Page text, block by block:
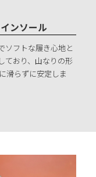
ンソール
ソフトな履き心地と
ており、山なりの形
滑らずに安定しま